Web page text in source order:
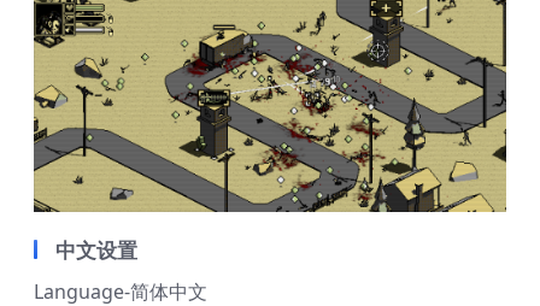
中文设置
Language-简体中文